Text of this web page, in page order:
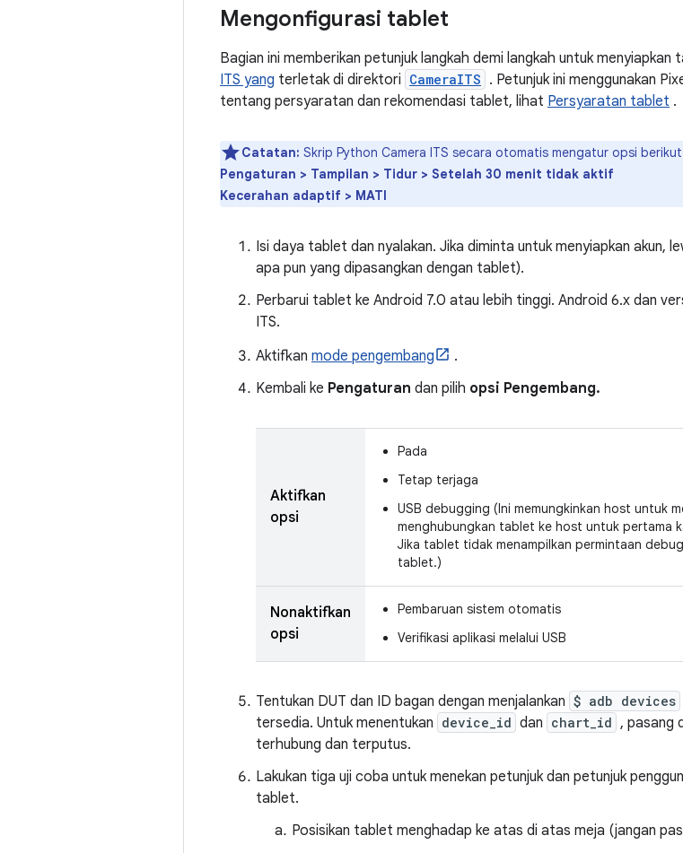
Mengonfigurasi tablet
Bagian ini memberikan petunjuk langkah demi langkah untuk menyiapkan
ITS yang terletak di direktori CameraITS . Petunjuk ini menggunakan
tentang persyaratan dan rekomendasi tablet, lihat Persyaratan tablet .
Catatan: Skrip Python Camera ITS secara otomatis mengatur opsi
Pengaturan > Tampilan > Tidur > Setelah 30 menit tidak aktif
Kecerahan adaptif > MATI
Isi daya tablet dan nyalakan. Jika diminta untuk menyiapkan akun,
apa pun yang dipasangkan dengan tablet).
Perbarui tablet ke Android 7.0 atau lebih tinggi. Android 6.x dan
ITS.
Aktifkan mode pengembang
.
Kembali ke Pengaturan dan pilih opsi Pengembang.
Aktifkan
opsi
Pada
Tetap terjaga
USB debugging (Ini memungkinkan host untuk
menghubungkan tablet ke host untuk pertama
Jika tablet tidak menampilkan permintaan
tablet.)
Nonaktifkan
opsi
Pembaruan sistem otomatis
Verifikasi aplikasi melalui USB
Tentukan DUT dan ID bagan dengan menjalankan $ adb devices
tersedia. Untuk menentukan device_id dan chart_id , pasang
terhubung dan terputus.
Lakukan tiga uji coba untuk menekan petunjuk dan petunjuk
tablet.
Posisikan tablet menghadap ke atas di atas meja (jangan